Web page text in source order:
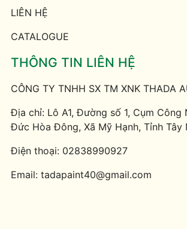
LIÊN HỆ
CATALOGUE
THÔNG TIN LIÊN HỆ
CÔNG TY TNHH SX TM XNK THADA
Địa chỉ: Lô A1, Đường số 1, Cụm Công
Đức Hòa Đông, Xã Mỹ Hạnh, Tỉnh Tây
Điện thoại: 02838990927
Email: tadapaint40@gmail.com